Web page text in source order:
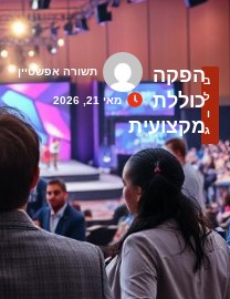
ב
ל
ו
ג
הפקה
כוללת
מקצועית
תשורה אפשטיין
מאי 21, 2026